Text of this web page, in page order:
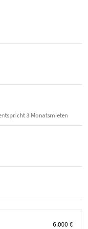
3 Monatsmieten
6.000 €